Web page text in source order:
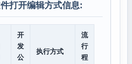
打开编辑方式信息:
开
发
公
执行方式
流
行
程